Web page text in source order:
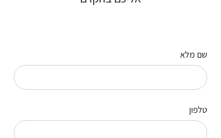
שם מלא
טלפון